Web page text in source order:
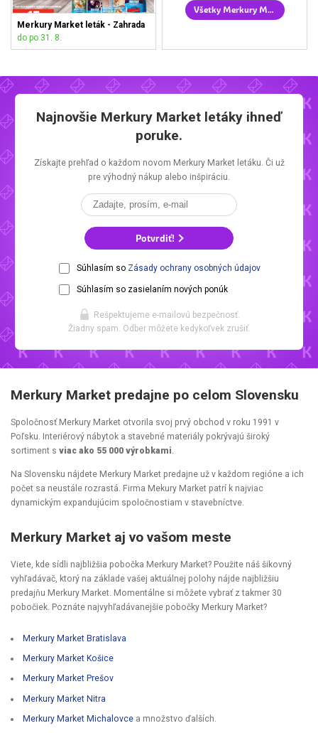
Merkury Market leták - Zahrada
do po 31. 8.
Všetky Merkury Market letáky
Najnovšie Merkury Market letáky ihneď
poruke.
Získajte prehľad o každom novom Merkury Market letáku. Či už
pre výhodný nákup alebo inšpiráciu.
Potvrdiť!
Súhlasím so Zásady ochrany osobných údajov
Súhlasím so zasielaním nových ponúk
Rešpektujeme e-mailovú bezpečnosť.
Žiadny spam. Odber môžete kedykoľvek zrušiť.
Merkury Market predajne po celom Slovensku
Spoločnosť Merkury Market otvorila svoj prvý obchod v roku 1991 v
Poľsku. Interiérový nábytok a stavebné materiály pokrývajú široký
sortiment s viac ako 55 000 výrobkami.
Na Slovensku nájdete Merkury Market predajne už v každom regióne a ich
počet sa neustále rozrastá. Firma Mekury Market patrí k najviac
dynamickým expandujúcim spoločnostiam v stavebníctve.
Merkury Market aj vo vašom meste
Viete, kde sídli najbližšia pobočka Merkury Market? Použite náš šikovný
vyhľadávač, ktorý na základe vašej aktuálnej polohy nájde najbližšiu
predajňu Merkury Market. Momentálne si môžete vybrať z takmer 30
pobočiek. Poznáte najvyhľadávanejšie pobočky Merkury Market?
Merkury Market Bratislava
Merkury Market Košice
Merkury Market Prešov
Merkury Market Nitra
Merkury Market Michalovce a množstvo ďalších.